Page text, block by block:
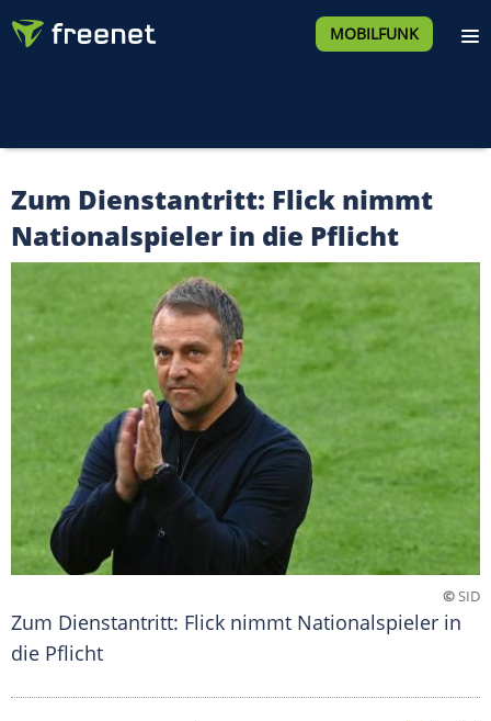
MOBILFUNK
Zum Dienstantritt: Flick nimmt
Nationalspieler in die Pflicht
©SID
Zum Dienstantritt: Flick nimmt Nationalspieler in
die Pflicht